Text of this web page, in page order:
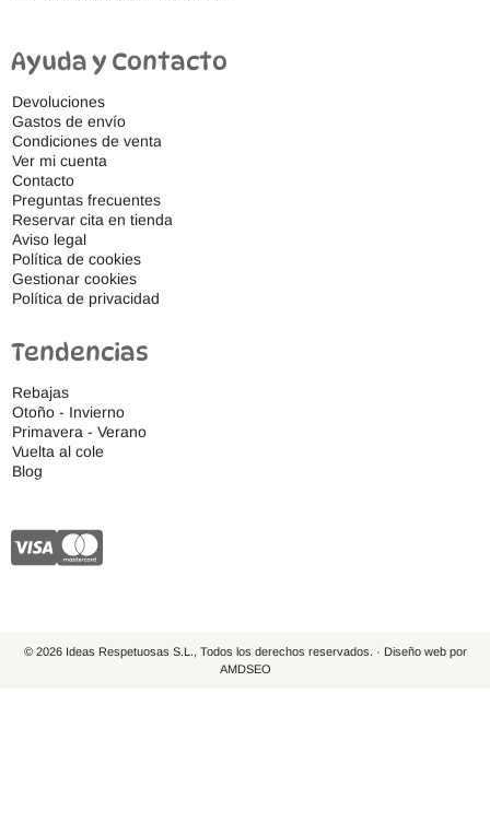
Ayuda y Contacto
Devoluciones
Gastos de envío
Condiciones de venta
Ver mi cuenta
Contacto
Preguntas frecuentes
Reservar cita en tienda
Aviso legal
Política de cookies
Gestionar cookies
Política de privacidad
Tendencias
Rebajas
Otoño - Invierno
Primavera - Verano
Vuelta al cole
Blog
© 2026 Ideas Respetuosas S.L., Todos los derechos reservados. · Diseño web por
AMDSEO